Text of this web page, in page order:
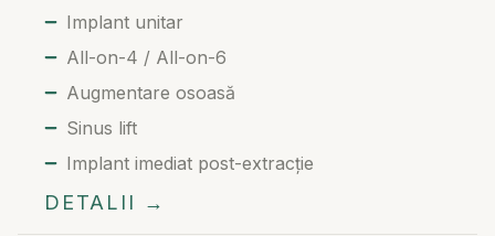
Implant unitar
All-on-4 / All-on-6
Augmentare osoasă
Sinus lift
Implant imediat post-extracție
DETALII →